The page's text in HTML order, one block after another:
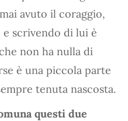
avuto il coraggio,
scrivendo di lui è
non ha nulla di
è una piccola parte
tenuta nascosta.
questi due